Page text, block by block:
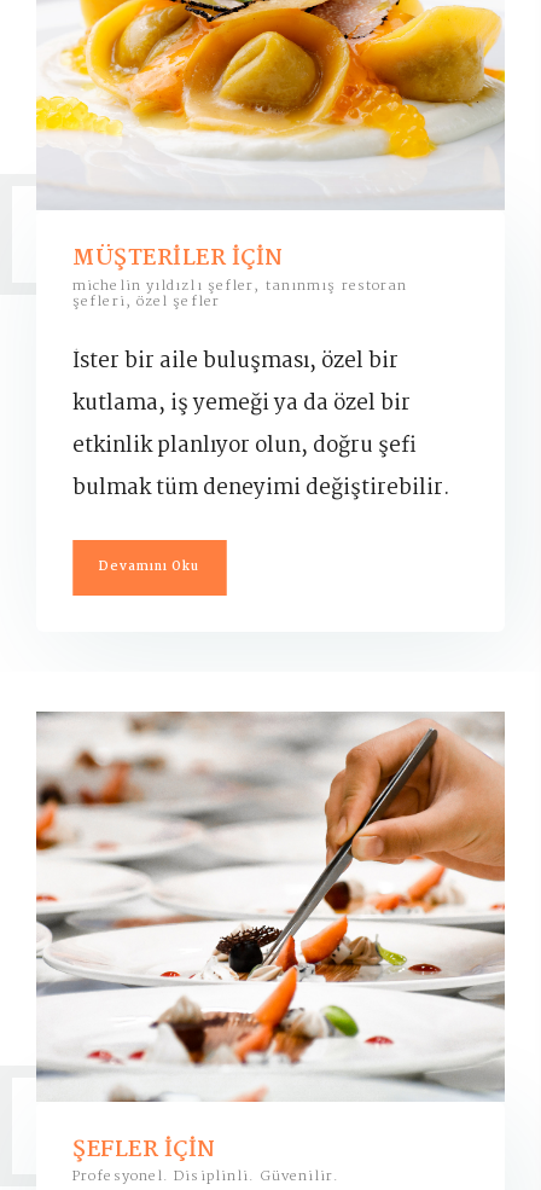
MÜŞTERİLER İÇİN
michelin yıldızlı şefler, tanınmış restoran
şefleri, özel şefler
İster bir aile buluşması, özel bir
kutlama, iş yemeği ya da özel bir
etkinlik planlıyor olun, doğru şefi
bulmak tüm deneyimi değiştirebilir.
Devamını Oku
ŞEFLER İÇİN
Profesyonel. Disiplinli. Güvenilir.